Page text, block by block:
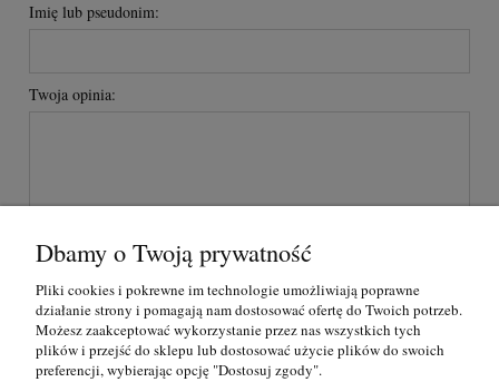
Imię lub pseudonim:
Twoja opinia:
O nas
Dbamy o Twoją prywatność
Pliki cookies i pokrewne im technologie umożliwiają poprawne
działanie strony i pomagają nam dostosować ofertę do Twoich potrzeb.
Możesz zaakceptować wykorzystanie przez nas wszystkich tych
plików i przejść do sklepu lub dostosować użycie plików do swoich
preferencji, wybierając opcję "Dostosuj zgody".